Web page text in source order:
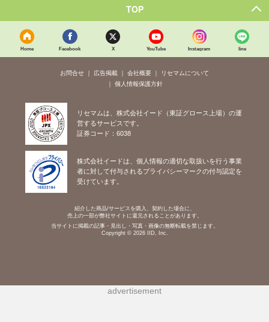
TOP
Home Facebook X YouTube Instagram line
お問合せ 広告掲載 会社概要
リセマムについて
個人情報保護方針
リセマムは、株式会社イード（東証グロース上場）の運
営するサービスです。
証券コード：6038
株式会社イードは、個人情報の適切な取扱いを行う事業
者に対して付与されるプライバシーマークの付与認定を
受けています。
紹介した商品/サービスを購入、契約した場合に、
売上の一部が弊社サイトに還元されることがあります。
当サイトに掲載の記事・見出し・写真・画像の無断転載を禁じます。
Copyright © 2026 IID, Inc.
advertisement